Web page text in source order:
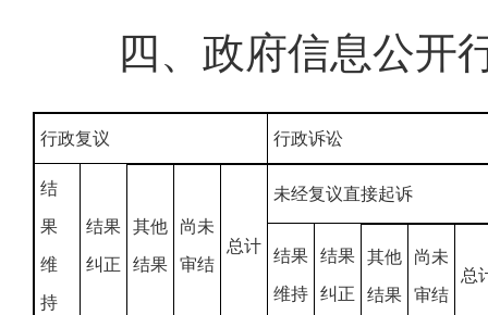
四、政府信息公开
行政复议 行政诉讼
结
果
维
持
结果
纠正
其他
结果
尚未
审结
总计
未经复议直接起诉
结果
维持
结果
纠正
其他
结果
尚未
审结
总